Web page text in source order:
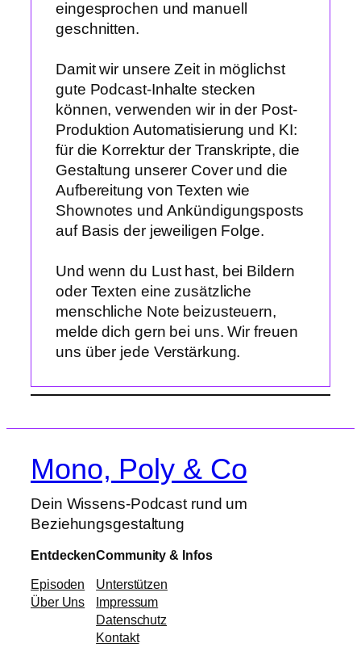
eingesprochen und manuell
geschnitten.
Damit wir unsere Zeit in möglichst
gute Podcast-Inhalte stecken
können, verwenden wir in der Post-
Produktion Automatisierung und KI:
für die Korrektur der Transkripte, die
Gestaltung unserer Cover und die
Aufbereitung von Texten wie
Shownotes und Ankündigungsposts
auf Basis der jeweiligen Folge.
Und wenn du Lust hast, bei Bildern
oder Texten eine zusätzliche
menschliche Note beizusteuern,
melde dich gern bei uns. Wir freuen
uns über jede Verstärkung.
Mono, Poly & Co
Dein Wissens-Podcast rund um
Beziehungsgestaltung
Entdecken
Episoden
Über Uns
Community & Infos
Unterstützen
Impressum
Datenschutz
Kontakt